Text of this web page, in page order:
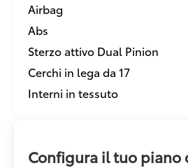
Airbag
Abs
Sterzo attivo Dual Pinion
Cerchi in lega da 17
Interni in tessuto
Configura il tuo piano